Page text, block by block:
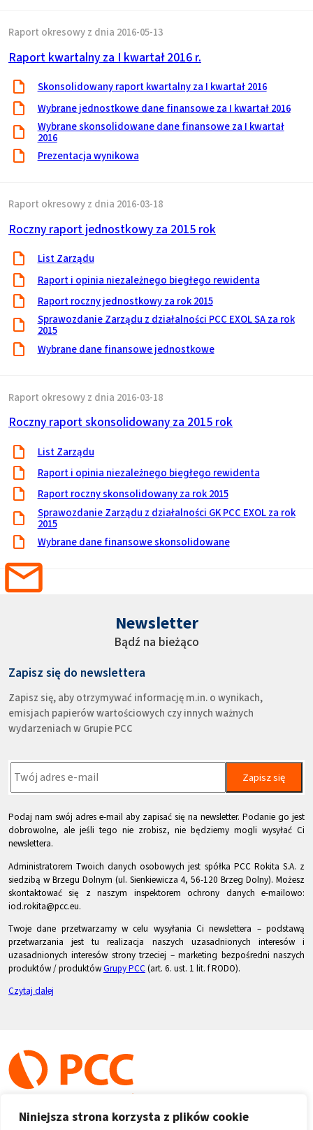
Niniejsza strona korzysta z plików cookie
Raport okresowy z dnia 2016-05-13
Raport kwartalny za I kwartał 2016 r.
Skonsolidowany raport kwartalny za I kwartał 2016
Wybrane jednostkowe dane finansowe za I kwartał 2016
Wybrane skonsolidowane dane finansowe za I kwartał
2016
Prezentacja wynikowa
Raport okresowy z dnia 2016-03-18
Roczny raport jednostkowy za 2015 rok
List Zarządu
Raport i opinia niezależnego biegłego rewidenta
Raport roczny jednostkowy za rok 2015
Sprawozdanie Zarządu z działalności PCC EXOL SA za rok
2015
Wybrane dane finansowe jednostkowe
Raport okresowy z dnia 2016-03-18
Roczny raport skonsolidowany za 2015 rok
List Zarządu
Raport i opinia niezależnego biegłego rewidenta
Raport roczny skonsolidowany za rok 2015
Sprawozdanie Zarządu z działalności GK PCC EXOL za rok
2015
Wybrane dane finansowe skonsolidowane
Newsletter
Bądź na bieżąco
Zapisz się do newslettera
Zapisz się, aby otrzymywać informację m.in. o wynikach,
emisjach papierów wartościowych czy innych ważnych
wydarzeniach w Grupie PCC
Zapisz się
Podaj nam swój adres e-mail aby zapisać się na newsletter. Podanie go jest
dobrowolne, ale jeśli tego nie zrobisz, nie będziemy mogli wysyłać Ci
newslettera.
Administratorem Twoich danych osobowych jest spółka PCC Rokita S.A. z
siedzibą w Brzegu Dolnym (ul. Sienkiewicza 4, 56-120 Brzeg Dolny). Możesz
skontaktować się z naszym inspektorem ochrony danych e-mailowo:
iod.rokita@pcc.eu.
Twoje dane przetwarzamy w celu wysyłania Ci newslettera – podstawą
przetwarzania jest tu realizacja naszych uzasadnionych interesów i
uzasadnionych interesów strony trzeciej – marketing bezpośredni naszych
produktów / produktówGrupy PCC (art. 6. ust. 1 lit. f RODO).
Czytaj dalej